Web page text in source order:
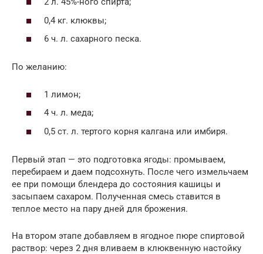
0,4 кг. клюквы;
6 ч. л. сахарного песка.
По желанию:
1 лимон;
4 ч. л. меда;
0,5 ст. л. тертого корня калгана или имбиря.
Первый этап — это подготовка ягоды: промываем,
перебираем и даем подсохнуть. После чего измельчаем
ее при помощи блендера до состояния кашицы и
засыпаем сахаром. Полученная смесь ставится в
теплое место на пару дней для брожения.
На втором этапе добавляем в ягодное пюре спиртовой
раствор: через 2 дня вливаем в клюквенную настойку